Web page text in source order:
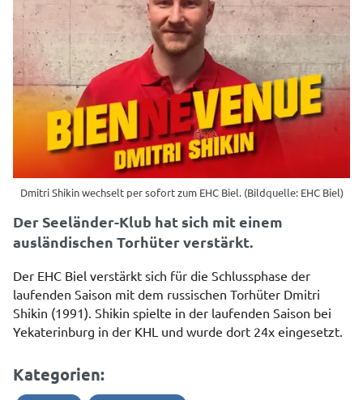
Dmitri Shikin wechselt per sofort zum EHC Biel. (Bildquelle: EHC Biel)
Der Seeländer-Klub hat sich mit einem
ausländischen Torhüter verstärkt.
Der EHC Biel verstärkt sich für die Schlussphase der
laufenden Saison mit dem russischen Torhüter Dmitri
Shikin (1991). Shikin spielte in der laufenden Saison bei
Yekaterinburg in der KHL und wurde dort 24x eingesetzt.
Kategorien: